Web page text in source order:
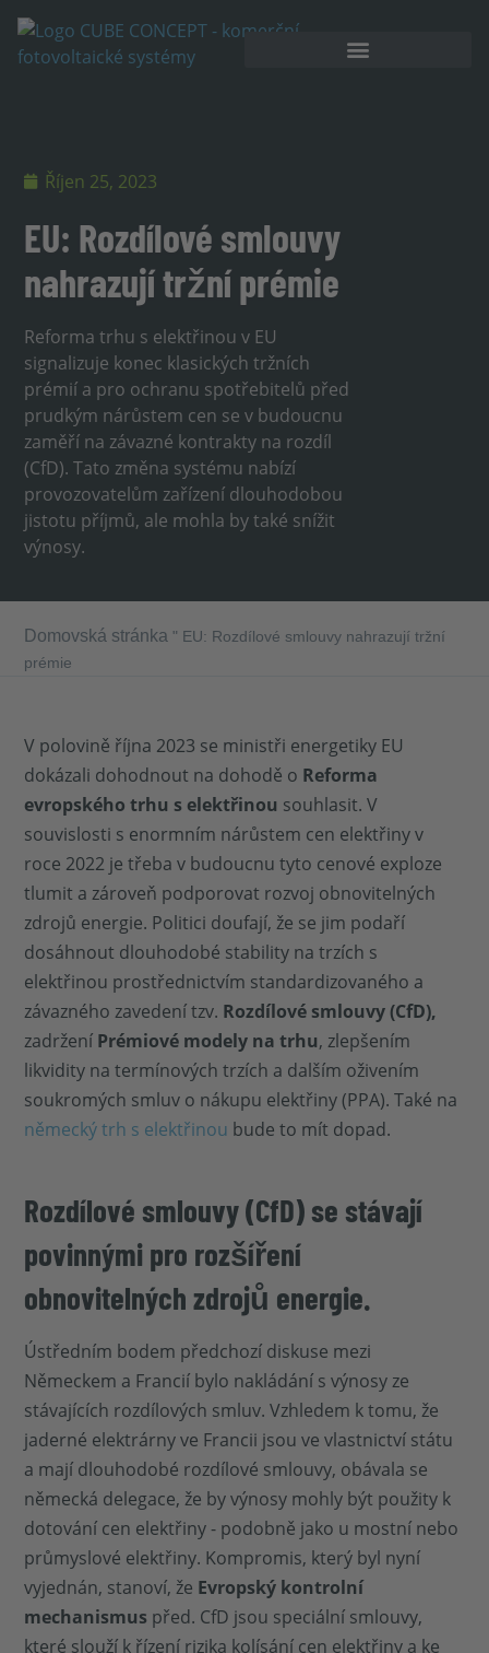
Říjen 25, 2023
EU: Rozdílové smlouvy
nahrazují tržní prémie
Reforma trhu s elektřinou v EU
signalizuje konec klasických tržních
prémií a pro ochranu spotřebitelů před
prudkým nárůstem cen se v budoucnu
zaměří na závazné kontrakty na rozdíl
(CfD). Tato změna systému nabízí
provozovatelům zařízení dlouhodobou
jistotu příjmů, ale mohla by také snížit
výnosy.
Domovská stránka " EU: Rozdílové smlouvy nahrazují tržní
prémie
V polovině října 2023 se ministři energetiky EU
dokázali dohodnout na dohodě o Reforma
evropského trhu s elektřinou souhlasit. V
souvislosti s enormním nárůstem cen elektřiny v
roce 2022 je třeba v budoucnu tyto cenové exploze
tlumit a zároveň podporovat rozvoj obnovitelných
zdrojů energie. Politici doufají, že se jim podaří
dosáhnout dlouhodobé stability na trzích s
elektřinou prostřednictvím standardizovaného a
závazného zavedení tzv. Rozdílové smlouvy (CfD),
zadržení Prémiové modely na trhu, zlepšením
likvidity na termínových trzích a dalším oživením
soukromých smluv o nákupu elektřiny (PPA). Také na
německý trh s elektřinou bude to mít dopad.
Rozdílové smlouvy (CfD) se stávají
povinnými pro rozšíření
obnovitelných zdrojů energie.
Ústředním bodem předchozí diskuse mezi
Německem a Francií bylo nakládání s výnosy ze
stávajících rozdílových smluv. Vzhledem k tomu, že
jaderné elektrárny ve Francii jsou ve vlastnictví státu
a mají dlouhodobé rozdílové smlouvy, obávala se
německá delegace, že by výnosy mohly být použity k
dotování cen elektřiny - podobně jako u mostní nebo
průmyslové elektřiny. Kompromis, který byl nyní
vyjednán, stanoví, že Evropský kontrolní
mechanismus před. CfD jsou speciální smlouvy,
které slouží k řízení rizika kolísání cen elektřiny a ke